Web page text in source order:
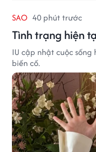
SAO 40 phút trước
Tình trạng hiện
IU cập nhật cuộc
biến cố.